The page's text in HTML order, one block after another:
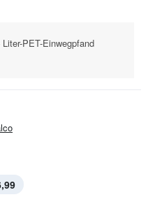
PET-Einwegpfand